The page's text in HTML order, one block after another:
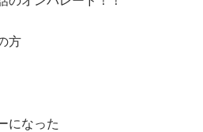
方
になった